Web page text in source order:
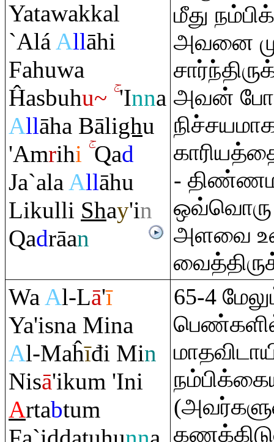
Yatawakkal
`AláAllāhi
Fahuwa
Ĥasbuhu~ 'Inna
Allāha Bālighu
'Amrihi Qad
Ja`alaAllāhu
Likulli Shay'in
Qadrāan
மீது
அவனை
அவன்
-
ஒவ்வொரு
அளவை
WaAl-Lā'ī
Ya'isna Mina
Al-Maĥīđi Min
Nisā'ikum 'Ini
Artabtum
65-4